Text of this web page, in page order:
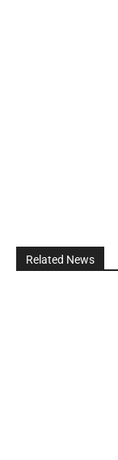
Related News